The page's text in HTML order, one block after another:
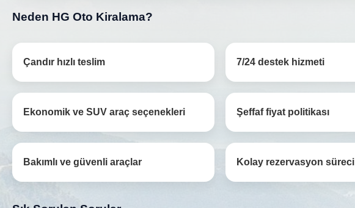
Neden HG Oto Kiralama?
Çandır hızlı teslim 7/24 destek hizmeti
Ekonomik ve SUV araç seçenekleri Şeffaf fiyat politikası
Bakımlı ve güvenli araçlar Kolay rezervasyon süreci